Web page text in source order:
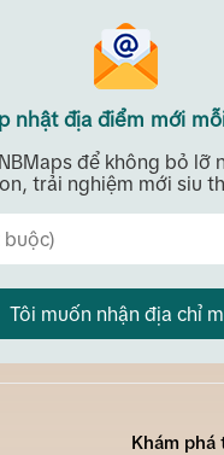
nhật địa điểm mới
để không bỏ lỡ
trải nghiệm mới siu
Tôi muốn nhận địa chỉ
Khám phá